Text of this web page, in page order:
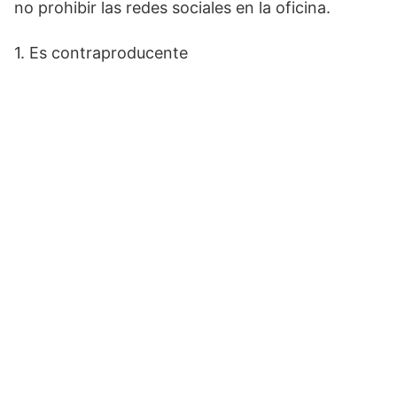
no prohibir las redes sociales en la oficina.
1. Es contraproducente